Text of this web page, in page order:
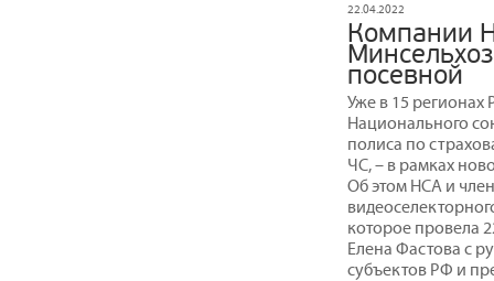
22.04.2022
Компании
посевной
Уже в 15 регионах
Национального
полиса по
ЧС, – в рамках
Об этом НСА и
которое провела
Елена Фастова с
субъектов РФ и